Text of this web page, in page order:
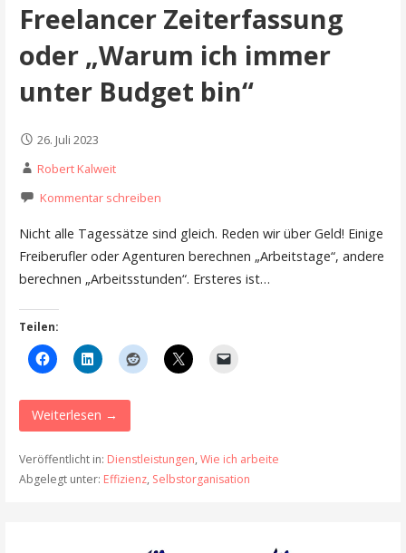
Freelancer Zeiterfassung
oder „Warum ich immer
unter Budget bin“
26. Juli 2023
Robert Kalweit
Kommentar schreiben
Nicht alle Tagessätze sind gleich. Reden wir über Geld! Einige
Freiberufler oder Agenturen berechnen „Arbeitstage“, andere
berechnen „Arbeitsstunden“. Ersteres ist…
Teilen:
Weiterlesen →
Veröffentlicht in: Dienstleistungen, Wie ich arbeite
Abgelegt unter: Effizienz, Selbstorganisation